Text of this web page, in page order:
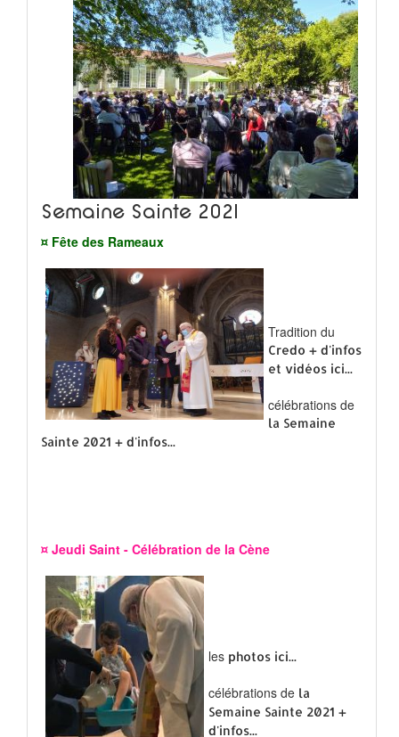
Semaine Sainte 2021
¤ Fête des Rameaux
Tradition du
Credo + d'infos
et vidéos ici...
célébrations de
la Semaine
Sainte 2021 + d'infos...
¤ Jeudi Saint - Célébration de la Cène
les photos ici...
célébrations de la
Semaine Sainte 2021 +
d'infos...